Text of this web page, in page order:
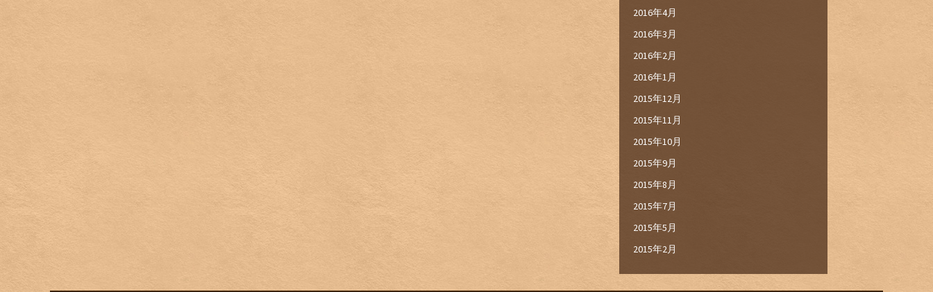
2016年4月
2016年3月
2016年2月
2016年1月
2015年12月
2015年11月
2015年10月
2015年9月
2015年8月
2015年7月
2015年5月
2015年2月